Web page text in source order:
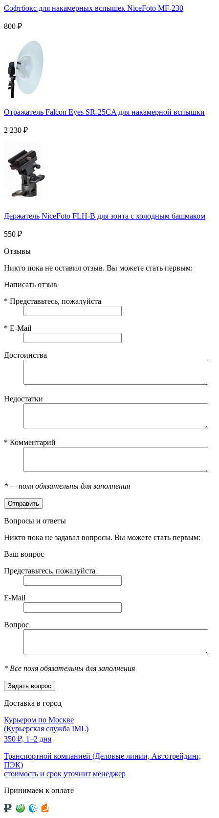
Софтбокс для накамерных вспышек NiceFoto MF-230
800 ₽
Отражатель Falcon Eyes SR-25CA для накамерной вспышки
2 230 ₽
Держатель NiceFoto FLH-B для зонта с холодным башмаком
550 ₽
Отзывы
Никто пока не оставил отзыв. Вы можете стать первым:
Написать отзыв
* Представьтесь, пожалуйста
* E-Mail
Достоинства
Недостатки
* Комментарий
* — поля обязательны для заполнения
Вопросы и ответы
Никто пока не задавал вопросы. Вы можете стать первым:
Ваш вопрос
Представьтесь, пожалуйста
E-Mail
Вопрос
* Все поля обязательны для заполнения
Доставка в город
Курьером по Москве
(Курьерская служба IML)
350 ₽, 1–2 дня
Транспортной компанией (Деловые линии, Автотрейдинг,
ПЭК)
стоимость и срок уточнит менеджер
Принимаем к оплате